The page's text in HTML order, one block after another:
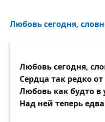
Любовь сегодня,
Любовь сегодня,
Сердца так редко
Любовь как будто в
Над ней теперь